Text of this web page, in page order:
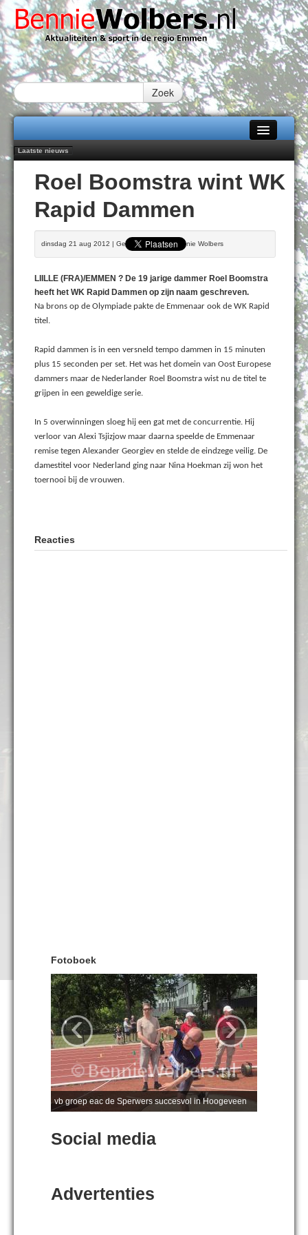
Zoek
Home
Alle categorieën
Over Bennie Wolbers
Fotoboek
Laatste nieuws
nieuwe rugsponsor
Najaar '26 staat live!
102 kaarsen voor eeuwling Mieke Sijbom-Maatje
Emmen wint op Open Dag overtuigend van Almere City
Treffer van Quispel bezorgt FC Emmen droomstart
Roel Boomstra wint WK
Rapid Dammen
dinsdag 21 aug 2012 | Geschreven door Bennie Wolbers
LIILLE (FRA)/EMMEN ? De 19 jarige dammer Roel Boomstra
heeft het WK Rapid Dammen op zijn naam geschreven.
Na brons op de Olympiade pakte de Emmenaar ook de WK Rapid
titel.
Rapid dammen is in een versneld tempo dammen in 15 minuten
plus 15 seconden per set. Het was het domein van Oost Europese
dammers maar de Nederlander Roel Boomstra wist nu de titel te
grijpen in een geweldige serie.
In 5 overwinningen sloeg hij een gat met de concurrentie. Hij
verloor van Alexi Tsjizjow maar daarna speelde de Emmenaar
remise tegen Alexander Georgiev en stelde de eindzege veilig. De
damestitel voor Nederland ging naar Nina Hoekman zij won het
toernooi bij de vrouwen.
Reacties
Fotoboek
vb groep eac de Sperwers succesvol in Hoogeveen
‹ ›
Social media
Advertenties